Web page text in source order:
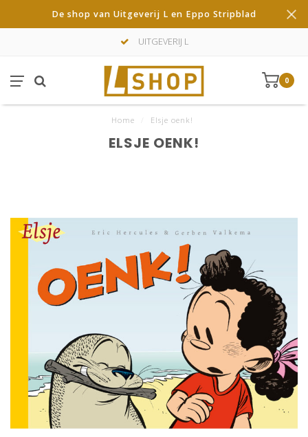
De shop van Uitgeverij L en Eppo Stripblad
UITGEVERIJ L
0
Home Elsje oenk!
ELSJE OENK!